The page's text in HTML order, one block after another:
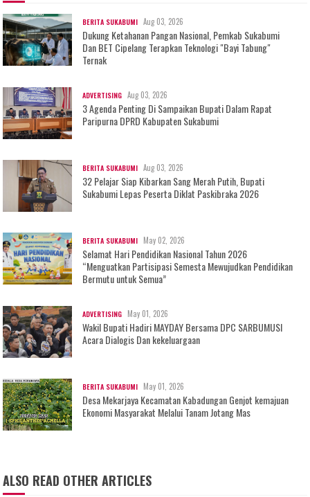
BERITA SUKABUMI Aug 03, 2026
Dukung Ketahanan Pangan Nasional, Pemkab Sukabumi
Dan BET Cipelang Terapkan Teknologi "Bayi Tabung"
Ternak
ADVERTISING Aug 03, 2026
3 Agenda Penting Di Sampaikan Bupati Dalam Rapat
Paripurna DPRD Kabupaten Sukabumi
BERITA SUKABUMI Aug 03, 2026
32 Pelajar Siap Kibarkan Sang Merah Putih, Bupati
Sukabumi Lepas Peserta Diklat Paskibraka 2026
BERITA SUKABUMI May 02, 2026
Selamat Hari Pendidikan Nasional Tahun 2026
“Menguatkan Partisipasi Semesta Mewujudkan Pendidikan
Bermutu untuk Semua”
ADVERTISING May 01, 2026
Wakil Bupati Hadiri MAYDAY Bersama DPC SARBUMUSI
Acara Dialogis Dan kekeluargaan
BERITA SUKABUMI May 01, 2026
Desa Mekarjaya Kecamatan Kabadungan Genjot kemajuan
Ekonomi Masyarakat Melalui Tanam Jotang Mas
ALSO READ OTHER ARTICLES